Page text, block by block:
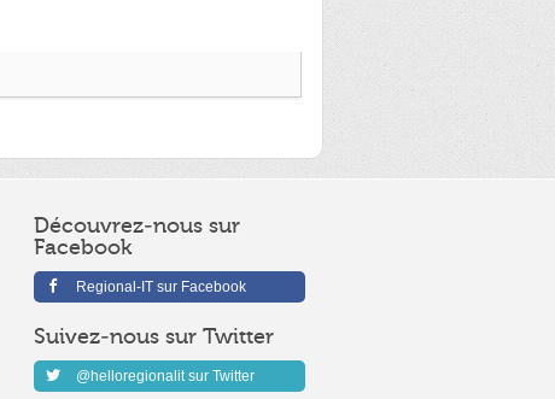
Découvrez-nous sur
Facebook
Regional-IT sur Facebook
Suivez-nous sur Twitter
@helloregionalit sur Twitter